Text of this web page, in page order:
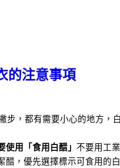
的注意事項
步，都有需要小心的地方，
使用「食用白醋」不要用工
醋，優先選擇標示可食用的